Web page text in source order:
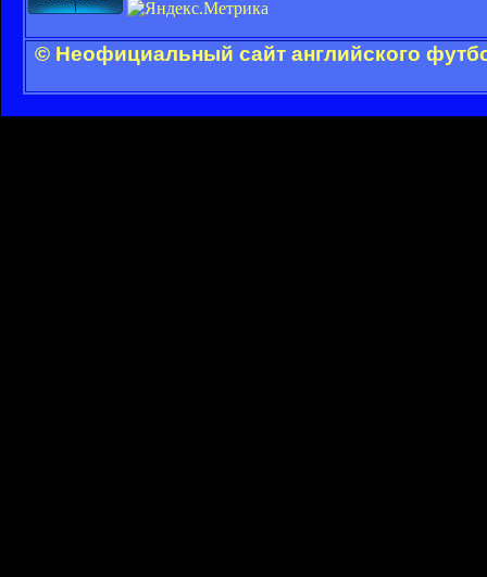
© Неофициальный сайт английского